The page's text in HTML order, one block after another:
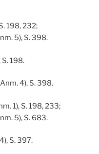
198, 232;
5), S. 398.
S. 198.
4), S. 398.
1), S. 198, 233;
5), S. 683.
S. 397.